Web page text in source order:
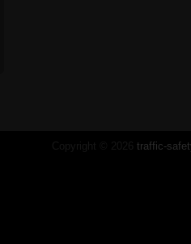
traffic-